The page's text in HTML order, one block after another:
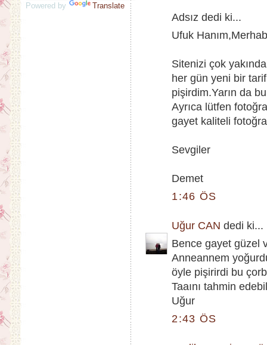
Adsız dedi ki...
Ufuk
Sitenizi çok
her gün yeni bir
pişirdim.Yarın da
Ayrıca lütfen
gayet kaliteli
Sevgiler
Demet
1:46 ÖS
Uğur CAN dedi ki...
Bence gayet güzel
Anneannem
öyle pişirirdi bu
Taaını tahmin
Uğur
2:43 ÖS
Powered by Translate